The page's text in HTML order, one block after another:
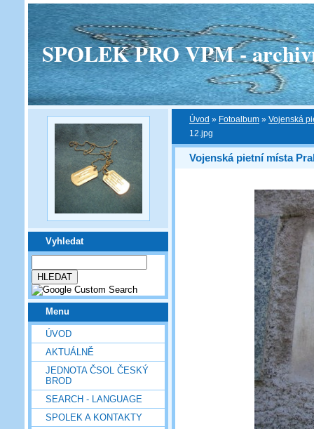
SPOLEK PRO VPM -
Vyhledat
Menu
ÚVOD
AKTUÁLNĚ
JEDNOTA ČSOL ČESKÝ
BROD
SEARCH - LANGUAGE
SPOLEK A KONTAKTY
Úvod » Fotoalbum » Vojenská
12.jpg
Vojenská pietní místa